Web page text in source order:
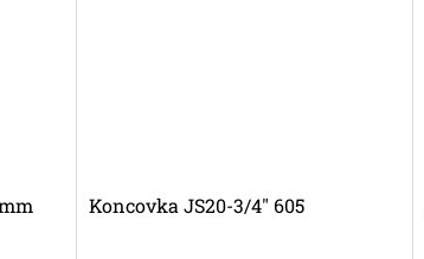
Koncovka JS20-3/4" 605